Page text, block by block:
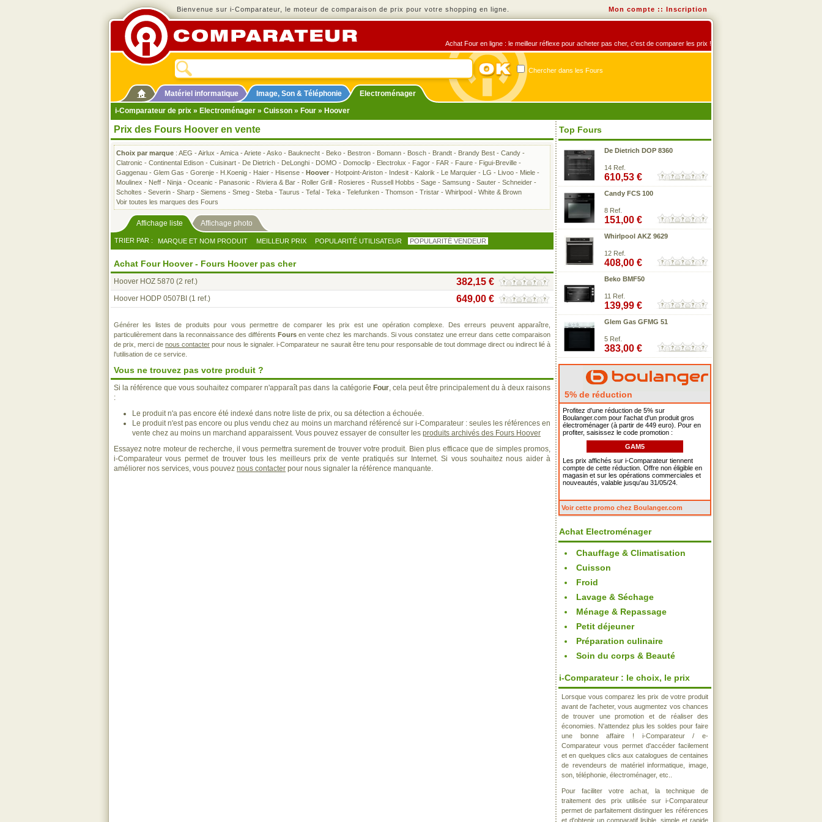
Bienvenue sur i-Comparateur, le moteur de comparaison de prix pour votre shopping en ligne. Mon compte :: Inscription
Achat Four en ligne : le meilleur réflexe pour acheter pas cher, c'est de comparer les prix !
Chercher dans les Fours
Matériel informatique Image, Son & Téléphonie
Electroménager
i-Comparateur de prix » Electroménager » Cuisson » Four » Hoover
Prix des Fours Hoover en vente
Choix par marque : AEG -Airlux -Amica -Ariete -Asko - Bauknecht - Beko - Bestron - Bomann - Bosch - Brandt - Brandy Best - Candy -
Clatronic - Continental Edison - Cuisinart - De Dietrich - DeLonghi - DOMO - Domoclip - Electrolux - Fagor - FAR - Faure - Figui-Breville -
Gaggenau - Glem Gas - Gorenje - H.Koenig - Haier - Hisense - Hoover - Hotpoint-Ariston - Indesit - Kalorik - Le Marquier - LG - Livoo - Miele -
Moulinex - Neff - Ninja - Oceanic - Panasonic - Riviera & Bar - Roller Grill - Rosieres - Russell Hobbs - Sage - Samsung - Sauter - Schneider -
Scholtes - Severin - Sharp - Siemens - Smeg - Steba - Taurus - Tefal - Teka - Telefunken - Thomson - Tristar - Whirlpool - White & Brown
Voir toutes les marques des Fours
Affichage liste Affichage photo
TRIER PAR : MARQUE ET NOM PRODUIT MEILLEUR PRIX POPULARITÉ UTILISATEUR POPULARITÉ VENDEUR
Achat Four Hoover - Fours Hoover pas cher
Hoover HOZ 5870 (2 ref.) 382,15 €
Hoover HODP 0507BI (1 ref.) 649,00 €
Générer les listes de produits pour vous permettre de comparer les prix est une opération complexe. Des erreurs peuvent apparaître,
particulièrement dans la reconnaissance des différentsFours en vente chez les marchands. Si vous constatez une erreur dans cette comparaison
de prix, merci denous contacter pour nous le signaler. i-Comparateur ne saurait être tenu pour responsable de tout dommage direct ou indirect lié à
l'utilisation de ce service.
Vous ne trouvez pas votre produit ?
Si la référence que vous souhaitez comparer n'apparaît pas dans la catégorie Four, cela peut être principalement du à deux raisons
:
Le produit n'a pas encore été indexé dans notre liste de prix, ou sa détection a échouée.
Le produit n'est pas encore ou plus vendu chez au moins un marchand référencé sur i-Comparateur : seules les références en
vente chez au moins un marchand apparaissent. Vous pouvez essayer de consulter les produits archivés des Fours Hoover
Essayez notre moteur de recherche, il vous permettra surement de trouver votre produit. Bien plus efficace que de simples promos,
i-Comparateur vous permet de trouver tous les meilleurs prix de vente pratiqués sur Internet. Si vous souhaitez nous aider à
améliorer nos services, vous pouvez nous contacter pour nous signaler la référence manquante.
Top Fours
De Dietrich DOP 8360
14 Ref.
610,53 €
Candy FCS 100
8 Ref.
151,00 €
Whirlpool AKZ 9629
12 Ref.
408,00 €
Beko BMF50
11 Ref.
139,99 €
Glem Gas GFMG 51
5 Ref.
383,00 €
5% de réduction
Profitez d'une réduction de 5% sur
Boulanger.com pour l'achat d'un produit gros
électroménager (à partir de 449 euro). Pour en
profiter, saisissez le code promotion :
GAM5
Les prix affichés sur i-Comparateur tiennent
compte de cette réduction. Offre non éligible en
magasin et sur les opérations commerciales et
nouveautés, valable jusqu'au 31/05/24.
Voir cette promo chez Boulanger.com
Achat Electroménager
Chauffage & Climatisation
Cuisson
Froid
Lavage & Séchage
Ménage & Repassage
Petit déjeuner
Préparation culinaire
Soin du corps & Beauté
i-Comparateur : le choix, le prix
Lorsque vous comparez les prix de votre produit
avant de l'acheter, vous augmentez vos chances
de trouver une promotion et de réaliser des
économies. N'attendez plus les soldes pour faire
une bonne affaire ! i-Comparateur / e-
Comparateur vous permet d'accéder facilement
et en quelques clics aux catalogues de centaines
de revendeurs de matériel informatique, image,
son, téléphonie, électroménager, etc..
Pour faciliter votre achat, la technique de
traitement des prix utilisée sur i-Comparateur
permet de parfaitement distinguer les références
et d'obtenir un comparatif lisible, simple et rapide